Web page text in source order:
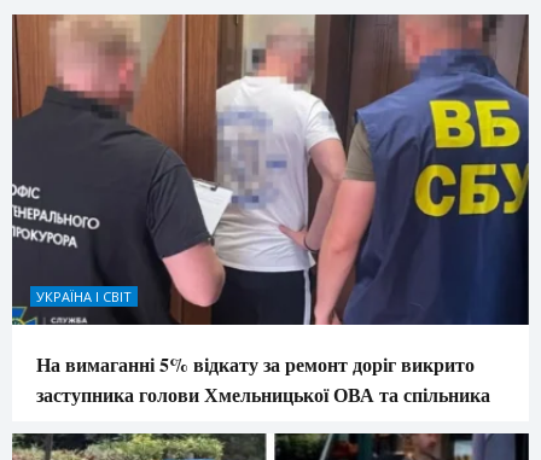
УКРАЇНА І СВІТ
На вимаганні 5% відкату за ремонт доріг викрито
заступника голови Хмельницької ОВА та спільника